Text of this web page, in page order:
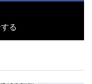
る